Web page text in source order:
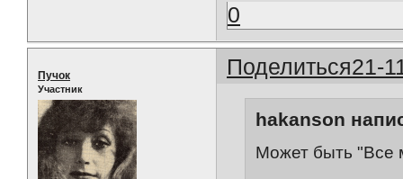
0
Поделиться21-
Пучок
Участник
hakanson
Может быть "Все